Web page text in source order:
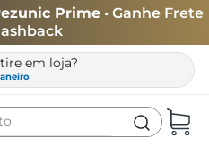
Prime • Ganhe Frete
em loja?